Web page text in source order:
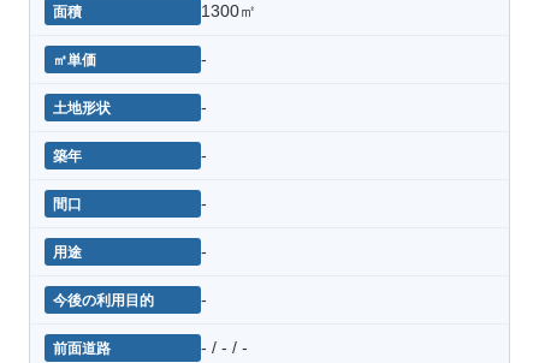
1300㎡
-
-
-
-
-
-
- / - / -